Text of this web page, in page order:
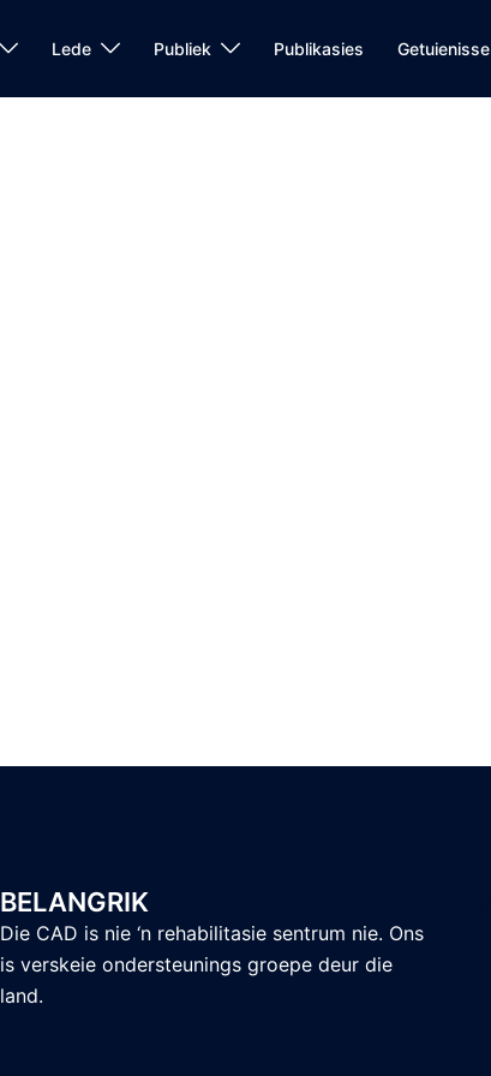
Lede Publiek Publikasies Getuienisse
BELANGRIK
Die CAD is nie ‘n rehabilitasie sentrum nie. Ons
is verskeie ondersteunings groepe deur die
land.